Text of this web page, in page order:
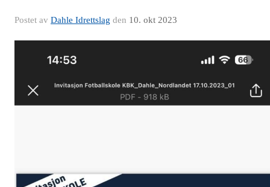
Postet av Dahle Idrettslag den 10. okt 2023